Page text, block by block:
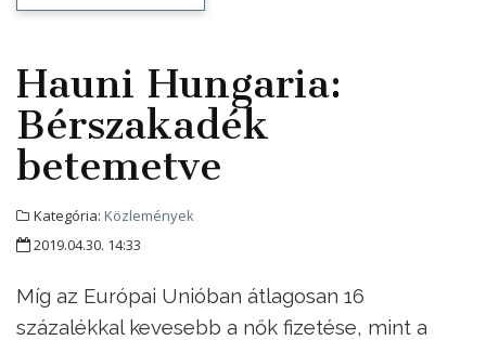
Hauni Hungaria:
Bérszakadék
betemetve
Kategória: Közlemények
2019.04.30. 14:33
Míg az Európai Unióban átlagosan 16
százalékkal kevesebb a nők fizetése, mint a